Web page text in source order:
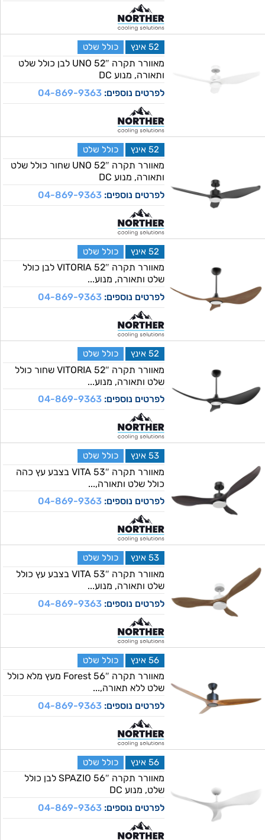
52 אינץ כולל שלט
מאוורר תקרה 52″ UNO לבן כולל שלט
ותאורה, מנוע DC
לפרטים נוספים:04-869-9363
52 אינץ כולל שלט
מאוורר תקרה 52″ UNO שחור כולל שלט
ותאורה, מנוע DC
לפרטים נוספים:04-869-9363
52 אינץ כולל שלט
מאוורר תקרה 52″ VITORIA לבן כולל
שלט ותאורה, מנוע...
לפרטים נוספים:04-869-9363
52 אינץ כולל שלט
מאוורר תקרה 52″ VITORIA שחור כולל
שלט ותאורה, מנוע...
לפרטים נוספים:04-869-9363
53 אינץ כולל שלט
מאוורר תקרה 53″ VITA בצבע עץ כהה
כולל שלט ותאורה,...
לפרטים נוספים:04-869-9363
53 אינץ כולל שלט
מאוורר תקרה 53″ VITA בצבע עץ כולל
שלט ותאורה, מנוע...
לפרטים נוספים:04-869-9363
56 אינץ כולל שלט
מאוורר תקרה 56″ Forest מעץ מלא כולל
שלט ללא תאורה,...
לפרטים נוספים:04-869-9363
56 אינץ כולל שלט
מאוורר תקרה 56″ SPAZIO לבן כולל
שלט, מנוע DC
לפרטים נוספים:04-869-9363